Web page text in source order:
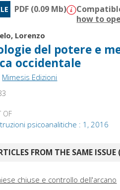
PDF (0.09 Mb)
how to
Lorenzo
del potere e
occidentale
Mimesis Edizioni
OF
psicoanalitiche : 1, 2016
FROM THE SAME
chiuse e controllo dell'arcano